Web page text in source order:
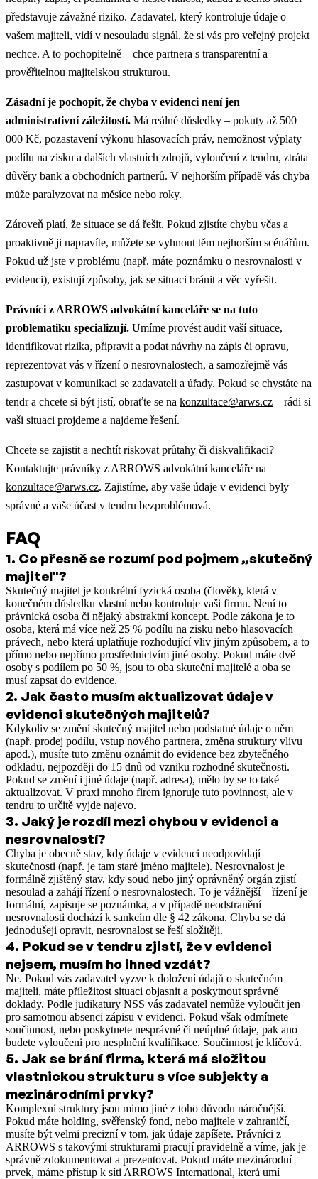
představuje závažné riziko. Zadavatel, který kontroluje údaje o
vašem majiteli, vidí v nesouladu signál, že si vás pro veřejný projekt
nechce. A to pochopitelně – chce partnera s transparentní a
prověřitelnou majitelskou strukturou.
Zásadní je pochopit, že chyba v evidenci není jen
administrativní záležitostí. Má reálné důsledky – pokuty až 500
000 Kč, pozastavení výkonu hlasovacích práv, nemožnost výplaty
podílu na zisku a dalších vlastních zdrojů, vyloučení z tendru, ztráta
důvěry bank a obchodních partnerů. V nejhorším případě vás chyba
může paralyzovat na měsíce nebo roky.
Zároveň platí, že situace se dá řešit. Pokud zjistíte chybu včas a
proaktivně ji napravíte, můžete se vyhnout těm nejhorším scénářům.
Pokud už jste v problému (např. máte poznámku o nesrovnalosti v
evidenci), existují způsoby, jak se situaci bránit a věc vyřešit.
Právníci z ARROWS advokátní kanceláře se na tuto
problematiku specializují. Umíme provést audit vaší situace,
identifikovat rizika, připravit a podat návrhy na zápis či opravu,
reprezentovat vás v řízení o nesrovnalostech, a samozřejmě vás
zastupovat v komunikaci se zadavateli a úřady. Pokud se chystáte na
tendr a chcete si být jistí, obraťte se na konzultace@arws.cz – rádi si
vaši situaci projdeme a najdeme řešení.
Chcete se zajistit a nechtít riskovat průtahy či diskvalifikaci?
Kontaktujte právníky z ARROWS advokátní kanceláře na
konzultace@arws.cz. Zajistíme, aby vaše údaje v evidenci byly
správné a vaše účast v tendru bezproblémová.
FAQ
1. Co přesně se rozumí pod pojmem „skutečný
majitel"?
Skutečný majitel je konkrétní fyzická osoba (člověk), která v
konečném důsledku vlastní nebo kontroluje vaši firmu. Není to
právnická osoba či nějaký abstraktní koncept. Podle zákona je to
osoba, která má více než 25 % podílu na zisku nebo hlasovacích
právech, nebo která uplatňuje rozhodující vliv jiným způsobem, a to
přímo nebo nepřímo prostřednictvím jiné osoby. Pokud máte dvě
osoby s podílem po 50 %, jsou to oba skuteční majitelé a oba se
musí zapsat do evidence.
2. Jak často musím aktualizovat údaje v
evidenci skutečných majitelů?
Kdykoliv se změní skutečný majitel nebo podstatné údaje o něm
(např. prodej podílu, vstup nového partnera, změna struktury vlivu
apod.), musíte tuto změnu oznámit do evidence bez zbytečného
odkladu, nejpozději do 15 dnů od vzniku rozhodné skutečnosti.
Pokud se změní i jiné údaje (např. adresa), mělo by se to také
aktualizovat. V praxi mnoho firem ignoruje tuto povinnost, ale v
tendru to určitě vyjde najevo.
3. Jaký je rozdíl mezi chybou v evidenci a
nesrovnalostí?
Chyba je obecně stav, kdy údaje v evidenci neodpovídají
skutečnosti (např. je tam staré jméno majitele). Nesrovnalost je
formálně zjištěný stav, kdy soud nebo jiný oprávněný orgán zjistí
nesoulad a zahájí řízení o nesrovnalostech. To je vážnější – řízení je
formální, zapisuje se poznámka, a v případě neodstranění
nesrovnalosti dochází k sankcím dle § 42 zákona. Chyba se dá
jednodušeji opravit, nesrovnalost se řeší složitěji.
4. Pokud se v tendru zjistí, že v evidenci
nejsem, musím ho ihned vzdát?
Ne. Pokud vás zadavatel vyzve k doložení údajů o skutečném
majiteli, máte příležitost situaci objasnit a poskytnout správné
doklady. Podle judikatury NSS vás zadavatel nemůže vyloučit jen
pro samotnou absenci zápisu v evidenci. Pokud však odmítnete
součinnost, nebo poskytnete nesprávné či neúplné údaje, pak ano –
budete vyloučeni pro nesplnění kvalifikace. Součinnost je klíčová.
5. Jak se brání firma, která má složitou
vlastnickou strukturu s více subjekty a
mezinárodními prvky?
Komplexní struktury jsou mimo jiné z toho důvodu náročnější.
Pokud máte holding, svěřenský fond, nebo majitele v zahraničí,
musíte být velmi precizní v tom, jak údaje zapíšete. Právníci z
ARROWS s takovými strukturami pracují pravidelně a víme, jak je
správně zdokumentovat a prezentovat. Pokud máte mezinárodní
prvek, máme přístup k síti ARROWS International, která umí